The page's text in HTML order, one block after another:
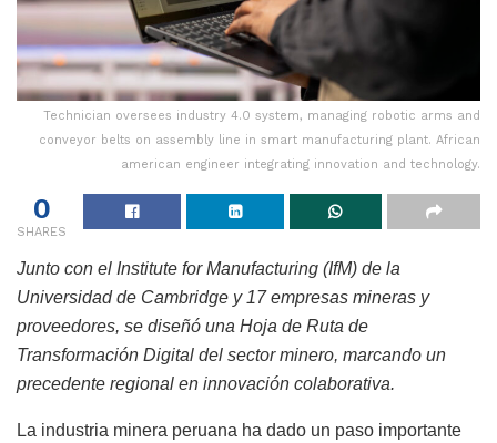
Technician oversees industry 4.0 system, managing robotic arms and
conveyor belts on assembly line in smart manufacturing plant. African
american engineer integrating innovation and technology.
0
SHARES
Junto con el Institute for Manufacturing (IfM) de la
Universidad de Cambridge y 17 empresas mineras y
proveedores, se diseñó una Hoja de Ruta de
Transformación Digital del sector minero, marcando un
precedente regional en innovación colaborativa.
La industria minera peruana ha dado un paso importante